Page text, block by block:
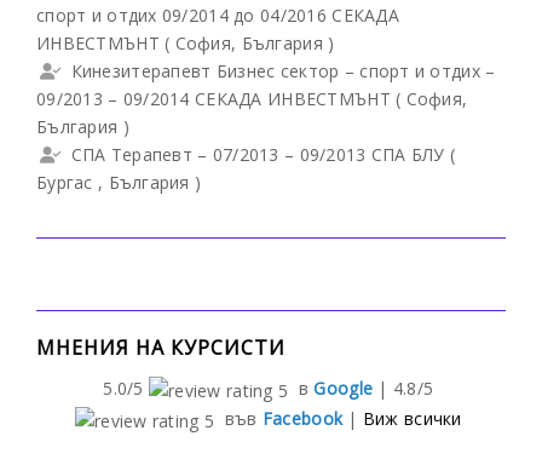
спорт и отдих 09/2014 до 04/2016 СЕКАДА
ИНВЕСТМЪНТ ( София, България )
Кинезитерапевт Бизнес сектор – спорт и отдих –
09/2013 – 09/2014 СЕКАДА ИНВЕСТМЪНТ ( София,
България )
СПА Терапевт – 07/2013 – 09/2013 СПА БЛУ (
Бургас , България )
МНЕНИЯ НА КУРСИСТИ
5.0/5 в Google | 4.8/5
във Facebook | Виж всички